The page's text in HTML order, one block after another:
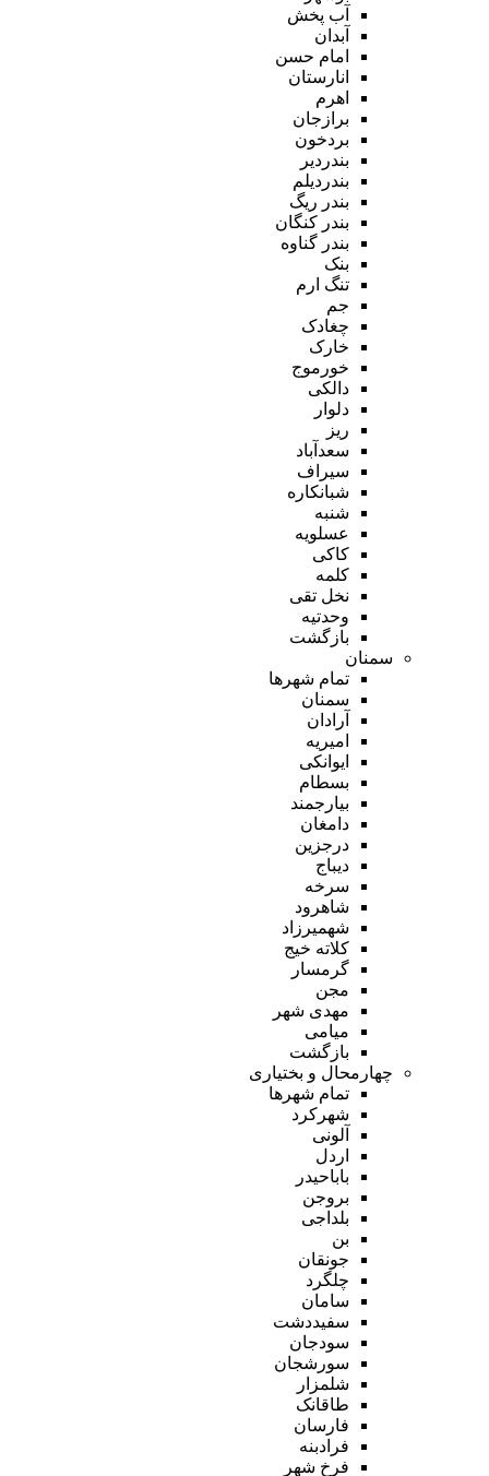
آب پخش
آبدان
امام حسن
انارستان
اهرم
برازجان
بردخون
بندردیر
بندردیلم
بندر ریگ
بندر کنگان
بندر گناوه
بنک
تنگ ارم
جم
چغادک
خارک
خورموج
دالکی
دلوار
ریز
سعدآباد
سیراف
شبانکاره
شنبه
عسلویه
کاکی
کلمه
نخل تقی
وحدتیه
بازگشت
سمنان
تمام شهر‌ها
سمنان
آرادان
امیریه
ایوانکی
بسطام
بیارجمند
دامغان
درجزین
دیباج
سرخه
شاهرود
شهمیرزاد
کلاته خیج
گرمسار
مجن
مهدی شهر
میامی
بازگشت
چهارمحال و بختیاری
تمام شهر‌ها
شهرکرد
آلونی
اردل
باباحیدر
بروجن
بلداجی
بن
جونقان
چلگرد
سامان
سفیددشت
سودجان
سورشجان
شلمزار
طاقانک
فارسان
فرادبنه
فرخ شهر